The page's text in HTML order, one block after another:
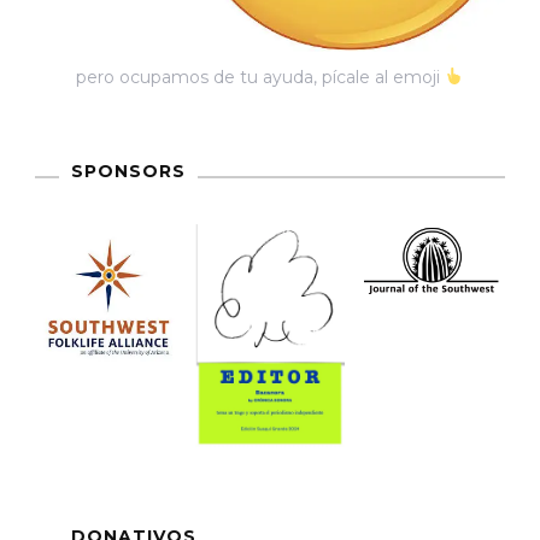
pero ocupamos de tu ayuda, pícale al emoji
SPONSORS